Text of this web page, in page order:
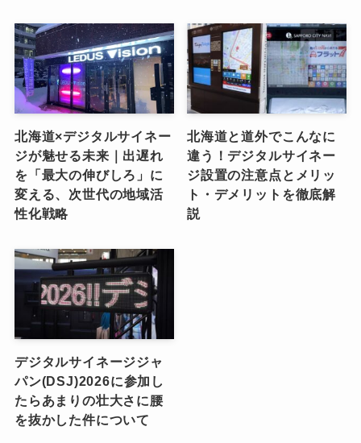
北海道×デジタルサイネー
ジが魅せる未来｜出遅れ
を「最大の伸びしろ」に
変える、次世代の地域活
性化戦略
北海道と道外でこんなに
違う！デジタルサイネー
ジ設置の注意点とメリッ
ト・デメリットを徹底解
説
デジタルサイネージジャ
パン(DSJ)2026に参加し
たらあまりの壮大さに腰
を抜かした件について